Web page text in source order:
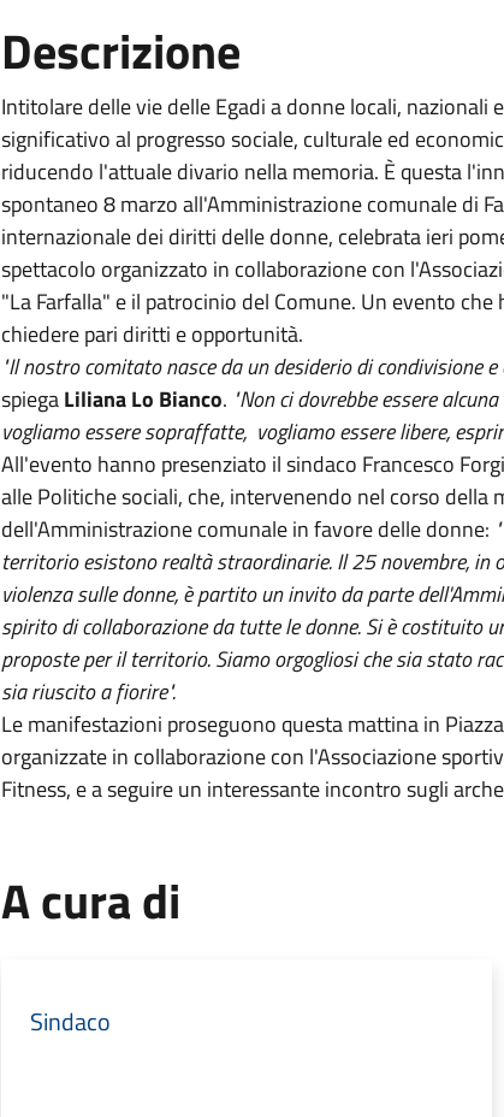
Descrizione
Intitolare delle vie delle Egadi a donne locali,
significativo al progresso sociale, culturale ed
riducendo l'attuale divario nella memoria. È questa
spontaneo 8 marzo all'Amministrazione comunale di
internazionale dei diritti delle donne, celebrata ieri
spettacolo organizzato in collaborazione con
"La Farfalla" e il patrocinio del Comune. Un evento
chiedere pari diritti e opportunità.
"Il nostro comitato nasce da un desiderio di condivisione
spiegaLiliana Lo Bianco. "Non ci dovrebbe essere
vogliamo essere sopraffatte, vogliamo essere libere,
All'evento hanno presenziato il sindaco Francesco
alle Politiche sociali, che, intervenendo nel corso
dell'Amministrazione comunale in favore delle donne:
territorio esistono realtà straordinarie. Il 25 novembre, in
violenza sulle donne, è partito un invito da parte
spirito di collaborazione da tutte le donne. Si è costituito
proposte per il territorio. Siamo orgogliosi che sia stato
sia riuscito a fiorire".
Le manifestazioni proseguono questa mattina in
organizzate in collaborazione con l'Associazione
Fitness, e a seguire un interessante incontro sugli
A cura di
Sindaco